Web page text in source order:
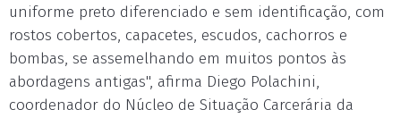
uniforme preto diferenciado e sem identificação, com
rostos cobertos, capacetes, escudos, cachorros e
bombas, se assemelhando em muitos pontos às
abordagens antigas", afirma Diego Polachini,
coordenador do Núcleo de Situação Carcerária da